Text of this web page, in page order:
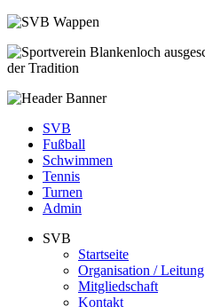
SVB
Fußball
Schwimmen
Tennis
Turnen
Admin
SVB
Startseite
Organisation / Leitung
Mitgliedschaft
Kontakt